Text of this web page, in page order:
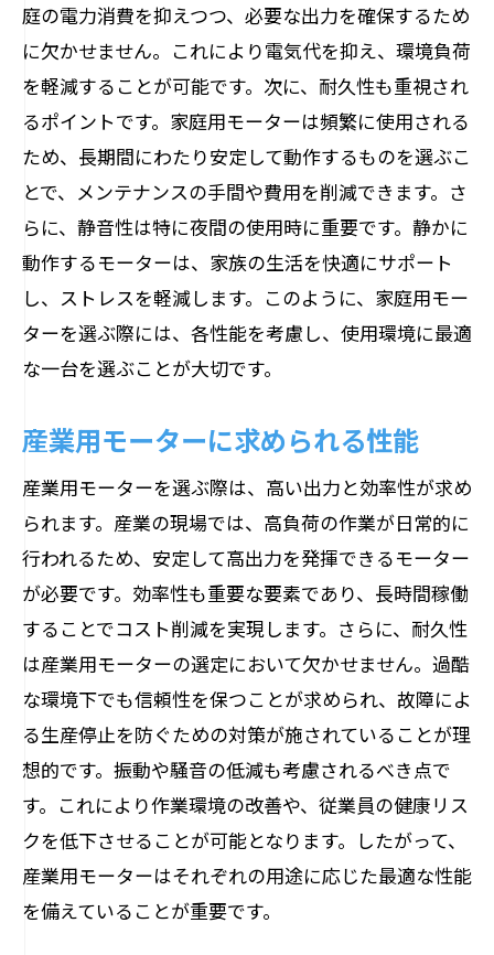
庭の電力消費を抑えつつ、必要な出力を確保するため
に欠かせません。これにより電気代を抑え、環境負荷
を軽減することが可能です。次に、耐久性も重視され
るポイントです。家庭用モーターは頻繁に使用される
ため、長期間にわたり安定して動作するものを選ぶこ
とで、メンテナンスの手間や費用を削減できます。さ
らに、静音性は特に夜間の使用時に重要です。静かに
動作するモーターは、家族の生活を快適にサポート
し、ストレスを軽減します。このように、家庭用モー
ターを選ぶ際には、各性能を考慮し、使用環境に最適
な一台を選ぶことが大切です。
産業用モーターに求められる性能
産業用モーターを選ぶ際は、高い出力と効率性が求め
られます。産業の現場では、高負荷の作業が日常的に
行われるため、安定して高出力を発揮できるモーター
が必要です。効率性も重要な要素であり、長時間稼働
することでコスト削減を実現します。さらに、耐久性
は産業用モーターの選定において欠かせません。過酷
な環境下でも信頼性を保つことが求められ、故障によ
る生産停止を防ぐための対策が施されていることが理
想的です。振動や騒音の低減も考慮されるべき点で
す。これにより作業環境の改善や、従業員の健康リス
クを低下させることが可能となります。したがって、
産業用モーターはそれぞれの用途に応じた最適な性能
を備えていることが重要です。